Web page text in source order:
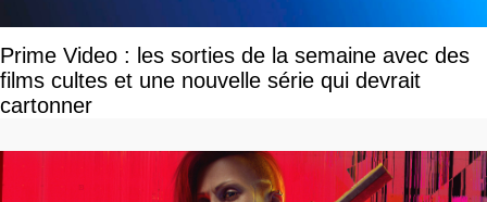
Prime Video : les sorties de la semaine avec des
films cultes et une nouvelle série qui devrait
cartonner